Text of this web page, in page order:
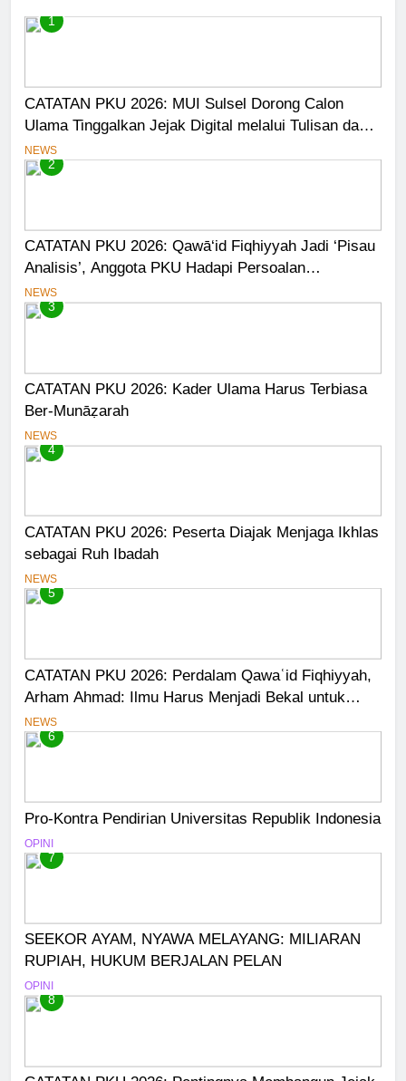
1
CATATAN PKU 2026: MUI Sulsel Dorong Calon
Ulama Tinggalkan Jejak Digital melalui Tulisan dan
Media
NEWS
2
CATATAN PKU 2026: Qawā‘id Fiqhiyyah Jadi ‘Pisau
Analisis’, Anggota PKU Hadapi Persoalan
Kontemporer
NEWS
3
CATATAN PKU 2026: Kader Ulama Harus Terbiasa
Ber-Munāẓarah
NEWS
4
CATATAN PKU 2026: Peserta Diajak Menjaga Ikhlas
sebagai Ruh Ibadah
NEWS
5
CATATAN PKU 2026: Perdalam Qawaʿid Fiqhiyyah,
Arham Ahmad: Ilmu Harus Menjadi Bekal untuk
Mengabdi
NEWS
6
Pro-Kontra Pendirian Universitas Republik Indonesia
OPINI
7
SEEKOR AYAM, NYAWA MELAYANG: MILIARAN
RUPIAH, HUKUM BERJALAN PELAN
OPINI
8